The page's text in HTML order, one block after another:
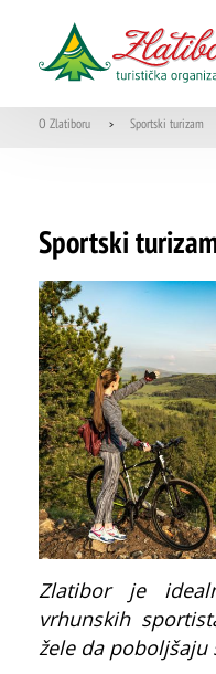
O Zlatiboru > Sportski turizam
Sportski
Zlatibor je
vrhunskih
žele da poboljšaju